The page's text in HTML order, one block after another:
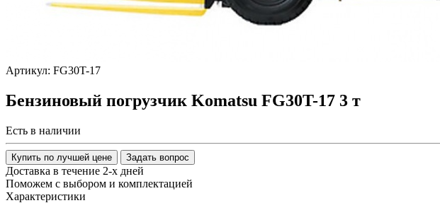
Артикул: FG30T-17
Бензиновый погрузчик Komatsu FG30T-17 3 т
Есть в наличии
Купить по лучшей цене Задать вопрос
Доставка в течение 2-х дней
Поможем с выбором и комплектацией
Характеристики